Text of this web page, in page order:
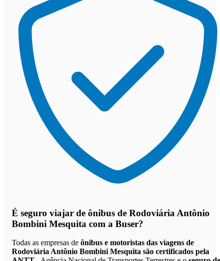
É seguro viajar de ônibus de Rodoviária Antônio
Bombini Mesquita com a Buser?
Todas as empresas de ônibus e motoristas das viagens de
Rodoviária Antônio Bombini Mesquita são certificados pela